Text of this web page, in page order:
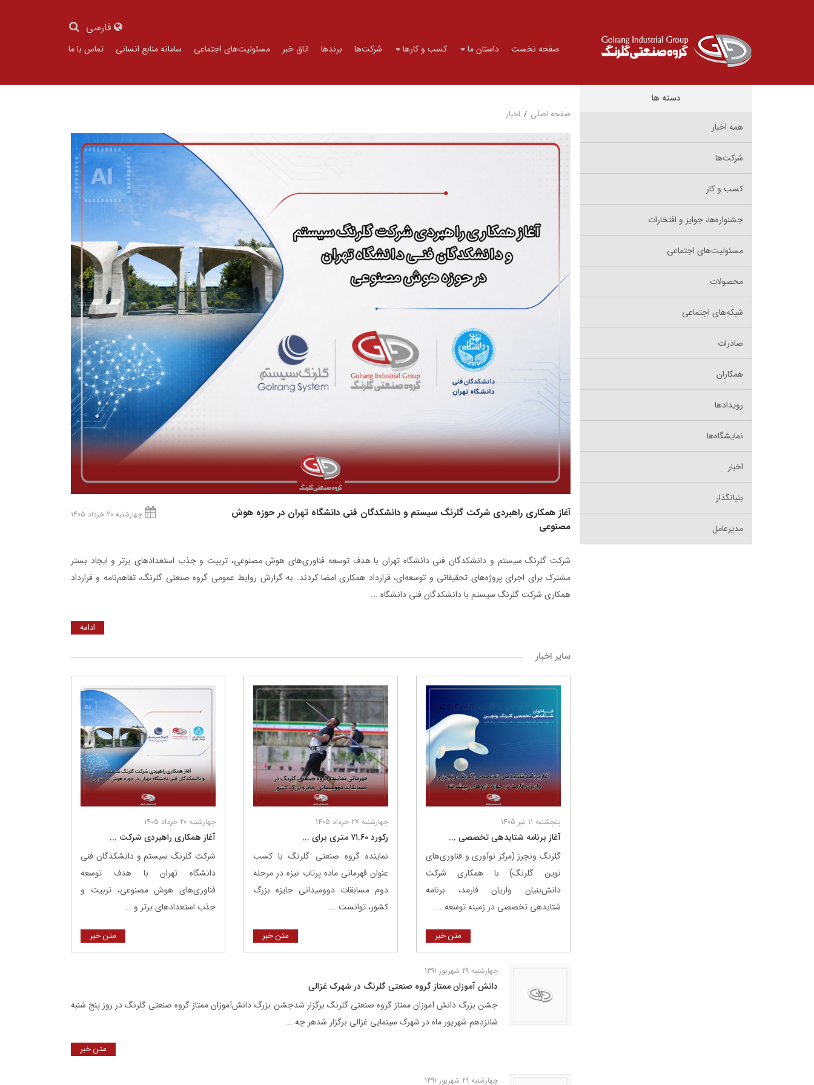
فارسی
صفحه نخست داستان ما کسب و کارها شرکت‌ها برندها اتاق خبر مسئولیت‌های اجتماعی سامانه منابع انسانی تماس با ما
دسته ها
همه اخبار
شرکت‌ها
کسب و کار
جشنواره‌ها، جوایز و افتخارات
مسئولیت‌های اجتماعی
محصولات
شبکه‌های اجتماعی
صادرات
همکاران
رویدادها
نمایشگاه‌ها
اخبار
بنیانگذار
مدیرعامل
صفحه اصلی / اخبار
آغاز همکاری راهبردی شرکت گلرنگ‌ سیستم و دانشکدگان فنی دانشگاه تهران در حوزه هوش
مصنوعی
چهارشنبه 20 خرداد 1405
شرکت گلرنگ ‌سیستم و دانشکدگان فنی دانشگاه تهران با هدف توسعه فناوری‌های هوش مصنوعی، تربیت و جذب استعدادهای برتر و ایجاد بستر
مشترک برای اجرای پروژه‌های تحقیقاتی و توسعه‌ای، قرارداد همکاری امضا کردند. به گزارش روابط عمومی گروه صنعتی گلرنگ، تفاهم‌نامه و قرارداد
همکاری شرکت گلرنگ سیستم با دانشکدگان فنی دانشگاه ...
ادامه
سایر اخبار
پنجشنبه 11 تیر 1405
آغاز برنامه شتابدهی تخصصی ...
گلرنگ ونچرز (مرکز نوآوری و فناوری‌های
نوین گلرنگ) با همکاری شرکت
دانش‌بنیان واریان فارمد، برنامه
شتابدهی تخصصی در زمینه توسعه ...
متن خبر
چهارشنبه 27 خرداد 1405
رکورد ۷۱.۶۰ متری برای ...
نماینده گروه صنعتی گلرنگ با کسب
عنوان قهرمانی ماده پرتاب نیزه در مرحله
دوم مسابقات دوومیدانی جایزه بزرگ
کشور، توانست ...
متن خبر
چهارشنبه 20 خرداد 1405
آغاز همکاری راهبردی شرکت ...
شرکت گلرنگ ‌سیستم و دانشکدگان فنی
دانشگاه تهران با هدف توسعه
فناوری‌های هوش مصنوعی، تربیت و
جذب استعدادهای برتر و ...
متن خبر
چهارشنبه 29 شهریور 1391
دانش آموزان ممتاز گروه صنعتی گلرنگ در شهرک غزالی
جشن بزرگ دانش آموزان ممتاز گروه صنعتی گلرنگ برگزار شدجشن بزرگ دانش‌آموزان ممتاز گروه صنعتی گلرنگ در روز پنج شنبه
شانزدهم شهریور ماه در شهرک سینمایی غزالی برگزار شدهر چه ...
متن خبر
چهارشنبه 29 شهریور 1391